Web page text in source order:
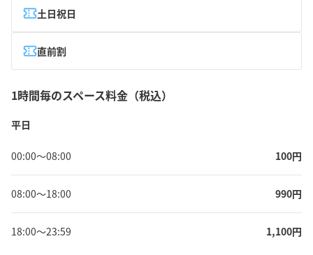
土日祝日
直前割
1時間毎のスペース料金（税込）
平日
00:00〜08:00 100円
08:00〜18:00 990円
18:00〜23:59 1,100円